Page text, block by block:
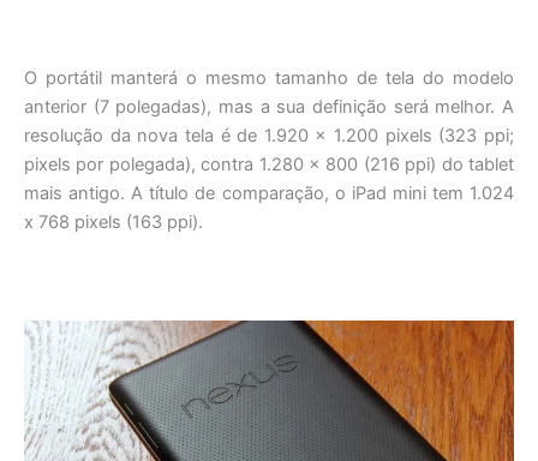
O portátil manterá o mesmo tamanho de tela do modelo
anterior (7 polegadas), mas a sua definição será melhor. A
resolução da nova tela é de 1.920 x 1.200 pixels (323 ppi;
pixels por polegada), contra 1.280 x 800 (216 ppi) do tablet
mais antigo. A título de comparação, o iPad mini tem 1.024
x 768 pixels (163 ppi).